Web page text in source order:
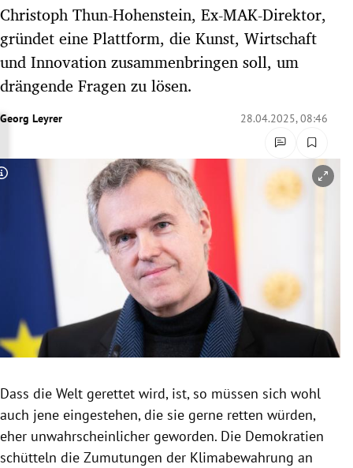
Untermenü
Untermenü
Untermenü
Untermenü
Untermenü
Untermenü
Untermenü
Christoph Thun-Hohenstein, Ex-MAK-Direktor,
gründet eine Plattform, die Kunst, Wirtschaft
und Innovation zusammenbringen soll, um
drängende Fragen zu lösen.
Georg Leyrer 28.04.2025, 08:46
Copyright-Hinweis öffnen/schließen
Dass die Welt gerettet wird, ist, so müssen sich wohl
auch jene eingestehen, die sie gerne retten würden,
eher unwahrscheinlicher geworden. Die Demokratien
schütteln die Zumutungen der Klimabewahrung an